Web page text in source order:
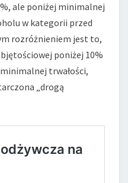
ale poniżej minimalnej
w kategorii przed
rozróżnieniem jest to,
poniżej 10%
trwałości,
„drogą